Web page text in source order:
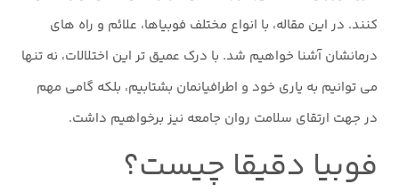
کنند. در این مقاله، با انواع مختلف فوبیاها، علائم و راه های
درمانشان آشنا خواهیم شد. با درک عمیق تر این اختلالات، نه تنها
می توانیم به یاری خود و اطرافیانمان بشتابیم، بلکه گامی مهم
در جهت ارتقای سلامت روان جامعه نیز برخواهیم داشت.
فوبیا دقیقا چیست؟